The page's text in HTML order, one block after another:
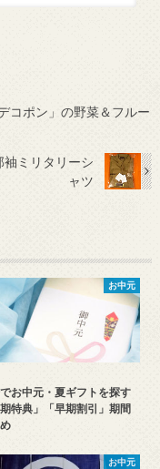
コポン」の野菜＆フルー
袖ミリタリーシ
ャツ
お中元
お中元・夏ギフトを探す
特典」「早期割引」期間
お中元